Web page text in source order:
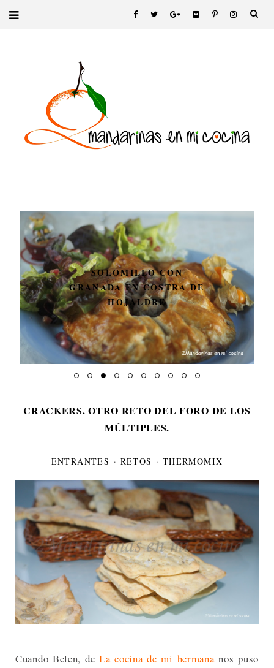
SOLOMILLO CON
GRANADA EN COSTRA DE
HOJALDRE
CRACKERS. OTRO RETO DEL FORO DE LOS
MÚLTIPLES.
ENTRANTES · RETOS · THERMOMIX
Cuando Belen, deLa cocina de mi hermananos puso